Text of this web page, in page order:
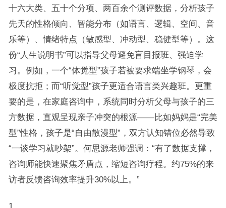
十六大类、五十个分项、两百余个测评数据，分析孩子
先天的性格倾向、智能分布（如语言、逻辑、空间、音
乐等）、情绪特点（敏感型、冲动型、稳健型等）。这
份“人生说明书”可以指导父母避免盲目报班、强迫学
习。例如，一个“体觉型”孩子若被要求端坐学钢琴，会
极度抗拒；而“听觉型”孩子更适合语言类兴趣班。更重
要的是，在家庭咨询中，系统同时分析父母与孩子的三
方数据，直观呈现亲子冲突的根源——比如妈妈是“完美
型”性格，孩子是“自由散漫型”，双方认知错位必然导致
“一谈学习就吵架”。何思源老师强调：“有了数据支撑，
咨询师能快速聚焦矛盾点，缩短咨询疗程。约75%的来
访者反馈咨询效率提升30%以上。”